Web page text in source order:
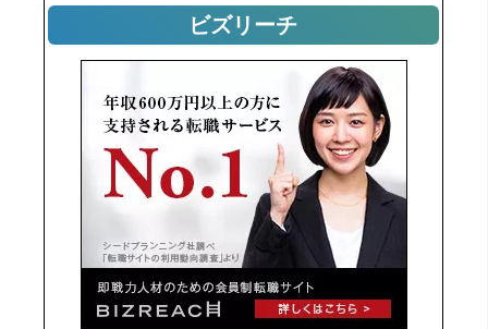
ビズリーチ